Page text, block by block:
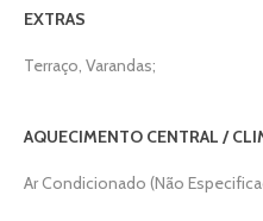
EXTRAS
Terraço, Varandas;
AQUECIMENTO CENTRAL /
Ar Condicionado (Não